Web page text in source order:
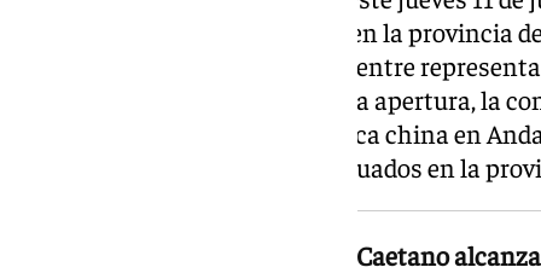
de BYD en Jerez de la Frontera, en la provincia
reunido a más de 100 personas entre
empresarios de la zona. Con esta apertura, la
red de concesionarios de la marca china en
puntos de venta, dos de ellos situados en la
Con la apertura de Jerez, Grupo Caetano